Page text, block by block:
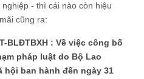
- thì cái nào còn hiệu
cũng ra:
BLĐTBXH : Về việc công bố
pháp luật do Bộ Lao
hội ban hành đến ngày 31